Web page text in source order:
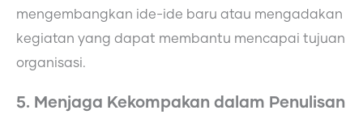
mengembangkan ide-ide baru atau mengadakan
kegiatan yang dapat membantu mencapai tujuan
organisasi.
5. Menjaga Kekompakan dalam Penulisan